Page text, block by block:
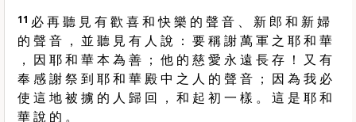
11 必 再 聽 見 有 歡 喜 和 快 樂 的 聲 音 、 新 郎 和 新 婦
的 聲 音 ， 並 聽 見 有 人 說 ： 要 稱 謝 萬 軍 之 耶 和 華
， 因 耶 和 華 本 為 善 ； 他 的 慈 愛 永 遠 長 存 ！ 又 有
奉 感 謝 祭 到 耶 和 華 殿 中 之 人 的 聲 音 ； 因 為 我 必
使 這 地 被 擄 的 人 歸 回 ， 和 起 初 一 樣 。 這 是 耶 和
華 說 的 。